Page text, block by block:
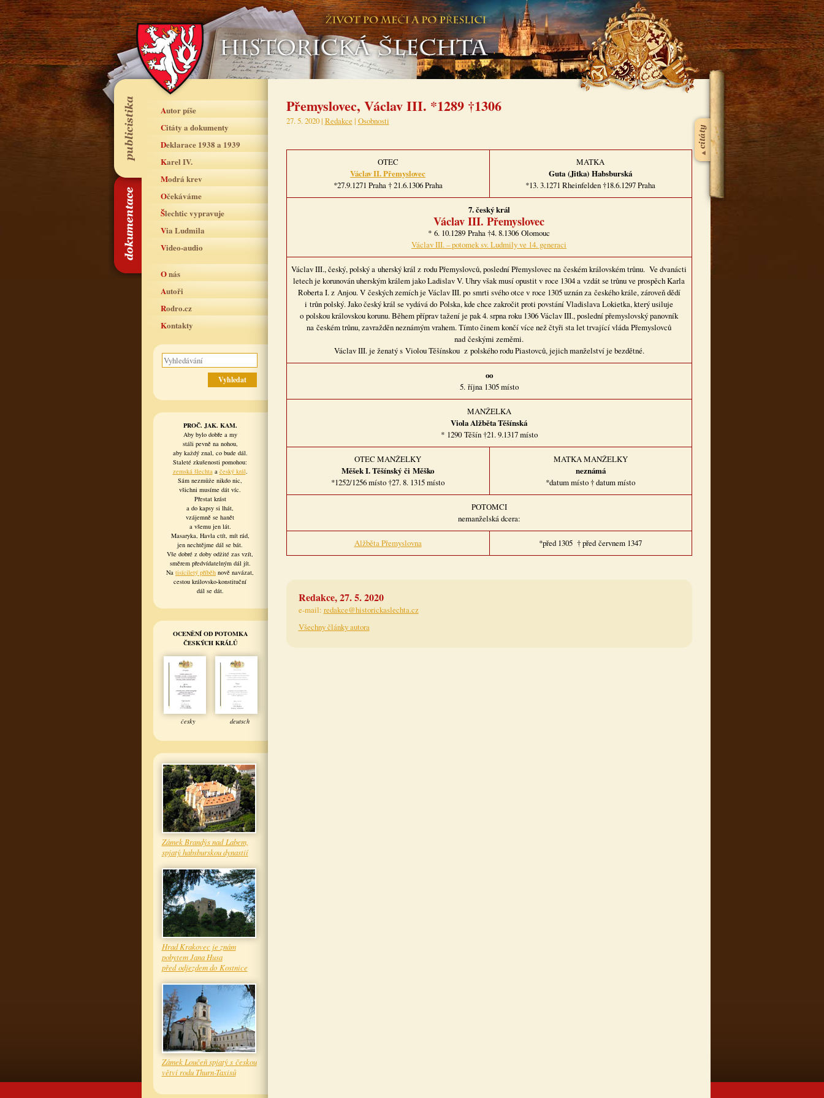
Autor píše
Citáty a dokumenty
Deklarace 1938 a 1939
Karel IV.
Modrá krev
Očekáváme
Šlechtic vypravuje
Via Ludmila
Video-audio
O nás
Autoři
Rodro.cz
Kontakty
PROČ. JAK. KAM.
Aby bylo dobře a my
stáli pevně na nohou,
aby každý znal, co bude dál.
Staleté zkušenosti pomohou:
zemská šlechtaa český král.
Sám nezmůže nikdo nic,
všichni musíme dát víc.
Přestat krást
a do kapsy si lhát,
vzájemně se hanět
a všemu jen lát.
Masaryka, Havla ctít, mít rád,
jen nechtějme dál se bát.
Vše dobré z doby odžité zas vzít,
směrem předvídatelným dál jít.
Na tisíciletý příběh nově navázat,
cestou královsko-konstituční
dál se dát.
OCENĚNÍ OD POTOMKA
ČESKÝCH KRÁLŮ
česky deutsch
Zámek Brandýs nad Labem,
spjatý habsburskou dynastií
Hrad Krakovec je znám
pobytem Jana Husa
před odjezdem do Kostnice
Zámek Loučeň spjatý s českou
větví rodu Thurn-Taxisů
Přemyslovec, Václav III. *1289 †1306
27. 5. 2020 | Redakce | Osobnosti
OTEC
Václav II. Přemyslovec
*27.9.1271 Praha † 21.6.1306 Praha
MATKA
Guta (Jitka) Habsburská
*13. 3.1271 Rheinfelden †18.6.1297 Praha
7. český král
Václav III. Přemyslovec
* 6. 10.1289 Praha †4. 8.1306 Olomouc
Václav III. – potomek sv. Ludmily ve 14. generaci
Václav III., český, polský a uherský král z rodu Přemyslovců, poslední Přemyslovec na českém královském trůnu. Ve dvanácti
letech je korunován uherským králem jako Ladislav V. Uhry však musí opustit v roce 1304 a vzdát se trůnu ve prospěch Karla
Roberta I. z Anjou. V českých zemích je Václav III. po smrti svého otce v roce 1305 uznán za českého krále, zároveň dědí
i trůn polský. Jako český král se vydává do Polska, kde chce zakročit proti povstání Vladislava Lokietka, který usiluje
o polskou královskou korunu. Během příprav tažení je pak 4. srpna roku 1306 Václav III., poslední přemyslovský panovník
na českém trůnu, zavražděn neznámým vrahem. Tímto činem končí více než čtyři sta let trvající vláda Přemyslovců
nad českými zeměmi.
Václav III. je ženatý s Violou Těšínskou z polského rodu Piastovců, jejich manželství je bezdětné.
oo
5. října 1305 místo
MANŽELKA
Viola Alžběta Těšínská
* 1290 Těšín †21. 9.1317 místo
OTEC MANŽELKY
Měšek I. Těšínský či Měško
*1252/1256 místo †27. 8. 1315 místo
MATKA MANŽELKY
neznámá
*datum místo † datum místo
POTOMCI
nemanželská dcera:
Alžběta Přemyslovna *před 1305 † před červnem 1347
Redakce, 27. 5. 2020
e-mail: redakce@historickaslechta.cz
Všechny články autora